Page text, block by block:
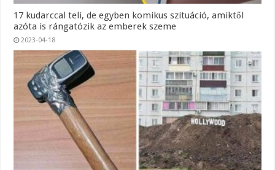
17 kudarccal teli, de egyben komikus szituáció, amiktől
azóta is rángatózik az emberek szeme
2023-04-18